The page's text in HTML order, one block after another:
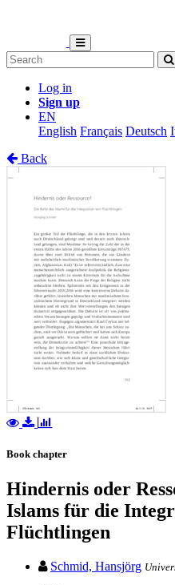
Log in
Sign up
EN
English Français Deutsch
Back
Book chapter
Hindernis oder
Islams für die
Flüchtlingen
Schmid, Hansjörg